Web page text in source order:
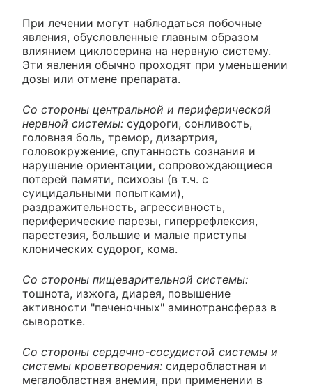
При лечении могут наблюдаться побочные
явления, обусловленные главным образом
влиянием циклосерина на нервную систему.
Эти явления обычно проходят при уменьшении
дозы или отмене препарата.
Со стороны центральной и периферической
нервной системы: судороги, сонливость,
головная боль, тремор, дизартрия,
головокружение, спутанность сознания и
нарушение ориентации, сопровождающиеся
потерей памяти, психозы (в т.ч. с
суицидальными попытками),
раздражительность, агрессивность,
периферические парезы, гиперрефлексия,
парестезия, большие и малые приступы
клонических судорог, кома.
Со стороны пищеварительной системы:
тошнота, изжога, диарея, повышение
активности "печеночных" аминотрансфераз в
сыворотке.
Со стороны сердечно-сосудистой системы и
системы кроветворения: сидеробластная и
мегалобластная анемия, при применении в